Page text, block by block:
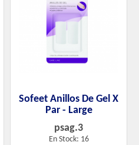
Sofeet Anillos De Gel X
Par - Large
psag.3
En Stock: 16